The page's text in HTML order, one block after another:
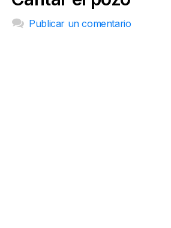
Publicar un comentario